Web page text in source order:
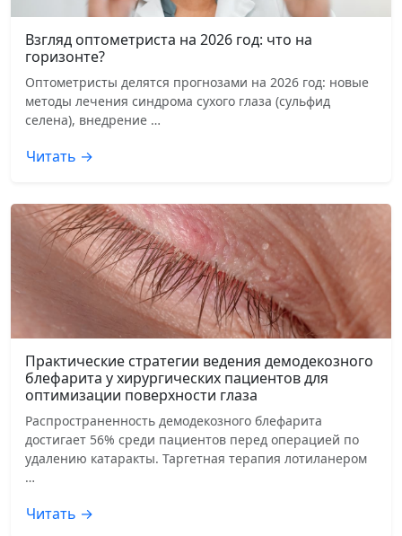
Взгляд оптометриста на 2026 год: что на
горизонте?
Оптометристы делятся прогнозами на 2026 год: новые
методы лечения синдрома сухого глаза (сульфид
селена), внедрение …
Читать →
Практические стратегии ведения демодекозного
блефарита у хирургических пациентов для
оптимизации поверхности глаза
Распространенность демодекозного блефарита
достигает 56% среди пациентов перед операцией по
удалению катаракты. Таргетная терапия лотиланером
…
Читать →